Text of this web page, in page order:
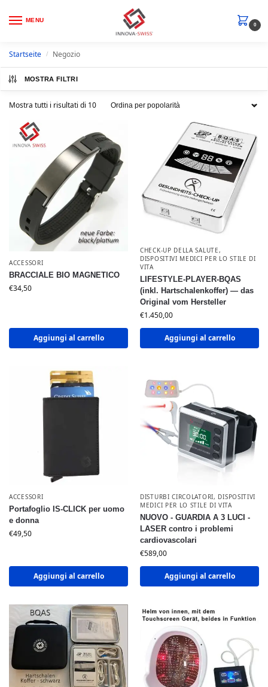
MENU
0
Startseite / Negozio
MOSTRA FILTRI
Mostra tutti i risultati di 10
ACCESSORI
BRACCIALE BIO MAGNETICO
€34,50
Aggiungi al carrello
CHECK-UP DELLA SALUTE,
DISPOSITIVI MEDICI PER LO STILE DI
VITA
LIFESTYLE-PLAYER-BQAS
(inkl. Hartschalenkoffer) — das
Original vom Hersteller
€1.450,00
Aggiungi al carrello
ACCESSORI
Portafoglio IS-CLICK per uomo
e donna
€49,50
Aggiungi al carrello
DISTURBI CIRCOLATORI, DISPOSITIVI
MEDICI PER LO STILE DI VITA
NUOVO - GUARDIA A 3 LUCI -
LASER contro i problemi
cardiovascolari
€589,00
Aggiungi al carrello